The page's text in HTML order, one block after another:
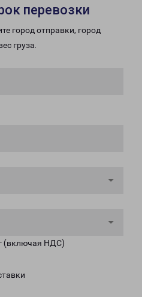
перевозки
город отправки, город
груза.
(включая НДС)